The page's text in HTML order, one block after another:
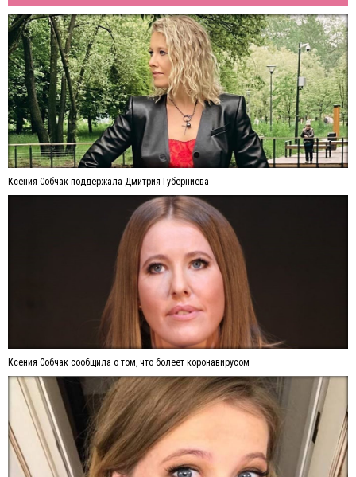
Ксения Собчак поддержала Дмитрия Губерниева
Ксения Собчак сообщила о том, что болеет коронавирусом